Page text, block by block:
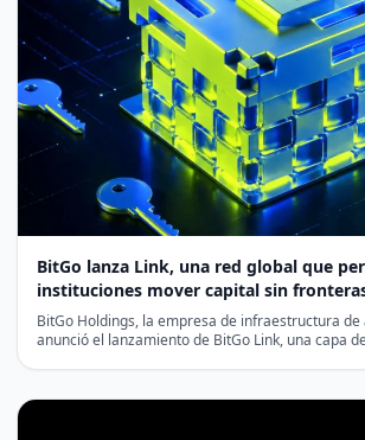
BitGo lanza Link, una red global que
instituciones mover capital sin
BitGo Holdings, la empresa de infraestructura
anunció el lanzamiento de BitGo Link, una capa